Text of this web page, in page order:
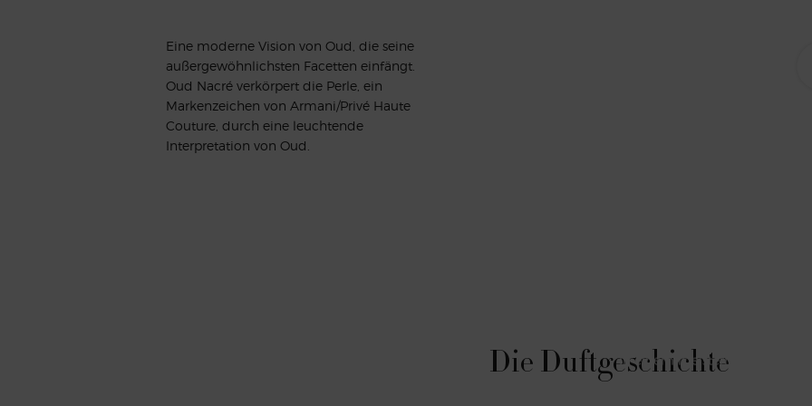
Eine moderne Vision von Oud, die seine
außergewöhnlichsten Facetten einfängt.
Oud Nacré verkörpert die Perle, ein
Markenzeichen von Armani/Privé Haute
Couture, durch eine leuchtende
Interpretation von Oud.
Die Duftgeschichte
In einem meisterhaften Spiel